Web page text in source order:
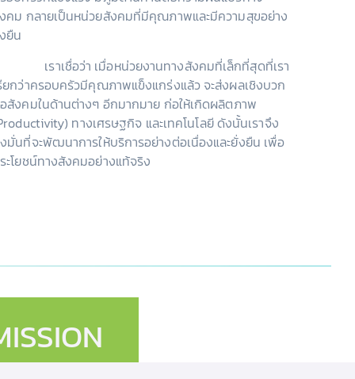
คม กลายเป็นหน่วยสังคมที่มีคุณภาพและมีความสุขอย่าง
ยืน
เราเชื่อว่า เมื่อหน่วยงานทางสังคมที่เล็กที่สุดที่เรา
ยกว่าครอบครัวมีคุณภาพแข็งแกร่งแล้ว จะส่งผลเชิงบวก
สังคมในด้านต่างๆ อีกมากมาย ก่อให้เกิดผลิตภาพ
ทางเศรษฐกิจ และเทคโนโลยี ดังนั้นเราจึง
มั่นที่จะพัฒนาการให้บริการอย่างต่อเนื่องและยั่งยืน เพื่อ
ะโยชน์ทางสังคมอย่างแท้จริง